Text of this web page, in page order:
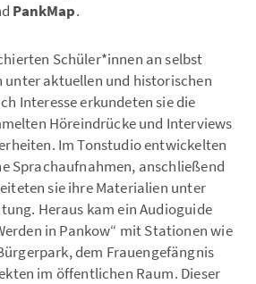
PankMap.
Schüler*innen an selbst
unter aktuellen und historischen
Interesse erkundeten sie die
Höreindrücke und Interviews
Im Tonstudio entwickelten
Sprachaufnahmen, anschließend
sie ihre Materialien unter
Heraus kam ein Audioguide
in Pankow“ mit Stationen wie
dem Frauengefängnis
im öffentlichen Raum. Dieser